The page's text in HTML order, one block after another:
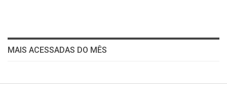
MAIS ACESSADAS DO MÊS